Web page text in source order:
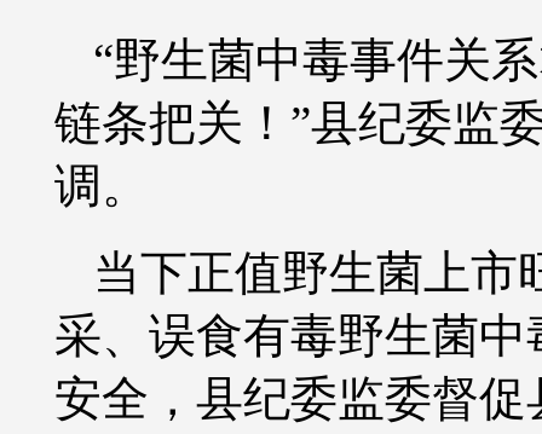
“野生菌中毒事件关
链条把关！”县纪委监
调。
当下正值野生菌上市
采、误食有毒野生菌
安全，县纪委监委督